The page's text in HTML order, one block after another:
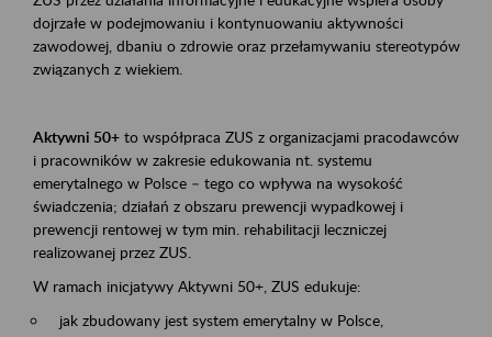
dojrzałe w podejmowaniu i kontynuowaniu aktywności
zawodowej, dbaniu o zdrowie oraz przełamywaniu stereotypów
związanych z wiekiem.
Aktywni 50+ to współpraca ZUS z organizacjami pracodawców
i pracowników w zakresie edukowania nt. systemu
emerytalnego w Polsce – tego co wpływa na wysokość
świadczenia; działań z obszaru prewencji wypadkowej i
prewencji rentowej w tym min. rehabilitacji leczniczej
realizowanej przez ZUS.
W ramach inicjatywy Aktywni 50+, ZUS edukuje:
jak zbudowany jest system emerytalny w Polsce,